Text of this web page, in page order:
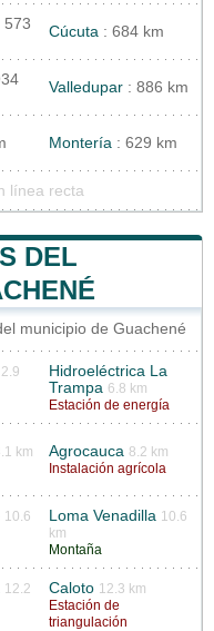
573
Cúcuta : 684 km
Valledupar : 886 km
Montería : 629 km
línea recta
DEL
municipio de Guachené
2.9
Hidroeléctrica La
Trampa 6.8 km
Estación de energía
km
Agrocauca 8.2 km
Instalación agrícola
10.6
Loma Venadilla 10.6
km
Montaña
12.2
Caloto 12.3 km
Estación de
triangulación